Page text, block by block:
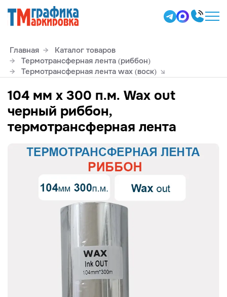
Главная
Каталог товаров
Термотрансферная лента (риббон)
Термотрансферная лента wax (воск)
104 мм х 300 п.м. Wax out
черный риббон,
термотрансферная лента